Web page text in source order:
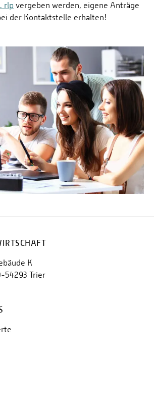
rlp vergeben werden, eigene Anträge
der Kontaktstelle erhalten!
K
54293 Trier